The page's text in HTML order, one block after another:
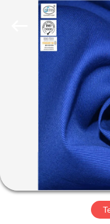
CASA
PRODOTTI
CIRCA
GIRO
Textiles&Garments